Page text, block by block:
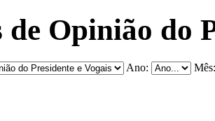
Opinião do
Ano: Mês: